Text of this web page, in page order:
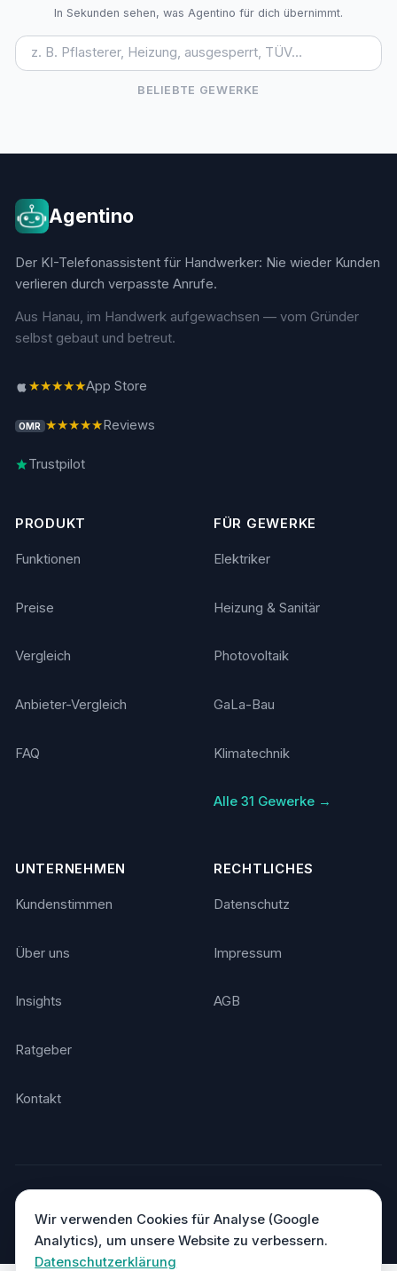
In Sekunden sehen, was Agentino für dich übernimmt.
BELIEBTE GEWERKE
Agentino
Der KI-Telefonassistent für Handwerker: Nie wieder Kunden
verlieren durch verpasste Anrufe.
Aus Hanau, im Handwerk aufgewachsen — vom Gründer
selbst gebaut und betreut.
★★★★★App Store
OMR ★★★★★ Reviews
Trustpilot
PRODUKT
Funktionen
Preise
Vergleich
Anbieter-Vergleich
FAQ
FÜR GEWERKE
Elektriker
Heizung & Sanitär
Photovoltaik
GaLa-Bau
Klimatechnik
Alle 31 Gewerke →
UNTERNEHMEN
Kundenstimmen
Über uns
Insights
Ratgeber
Kontakt
RECHTLICHES
Datenschutz
Impressum
AGB
DSGVO-konform · Hosting in Deutschland
Wir verwenden Cookies für Analyse (Google
Analytics), um unsere Website zu verbessern.
Datenschutzerklärung